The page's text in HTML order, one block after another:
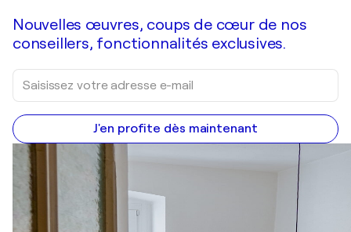
Nouvelles œuvres, coups de cœur de nos
conseillers, fonctionnalités exclusives.
J'en profite dès maintenant